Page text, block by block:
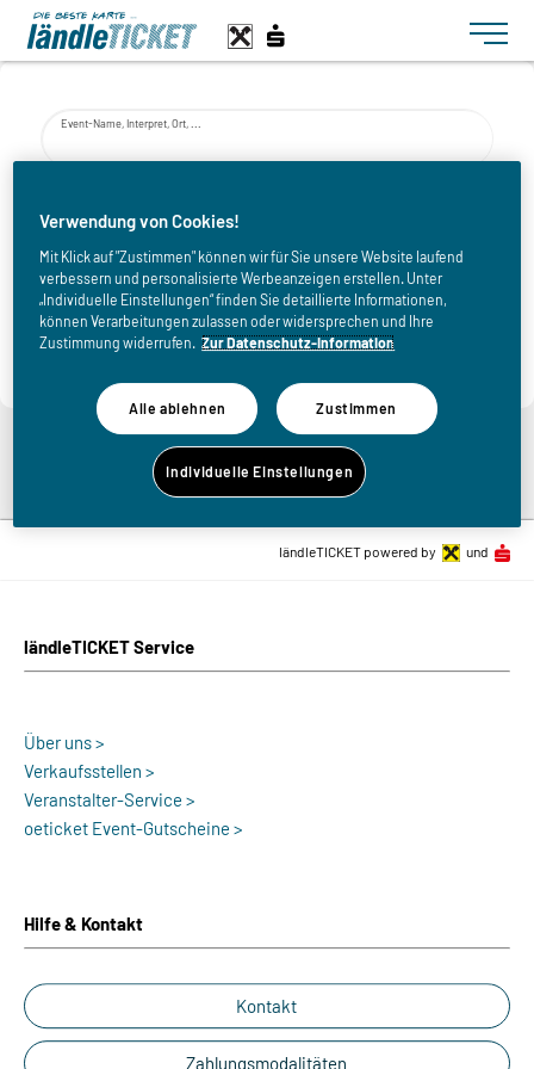
Toggle
Event-Name, Interpret, Ort, ...
bis
Zurück zur Eventliste
ländleTICKET Service
Über uns >
Verkaufsstellen >
Veranstalter-Service >
oeticket Event-Gutscheine >
Hilfe & Kontakt
Kontakt
Zahlungsmodalitäten
ländleTICKET powered by und
Verwendung von Cookies!
Mit Klick auf "Zustimmen" können wir für Sie unsere Website laufend
verbessern und personalisierte Werbeanzeigen erstellen. Unter
„Individuelle Einstellungen“ finden Sie detaillierte Informationen,
können Verarbeitungen zulassen oder widersprechen und Ihre
Zustimmung widerrufen. Zur Datenschutz-Information
Alle ablehnen Zustimmen
Individuelle Einstellungen